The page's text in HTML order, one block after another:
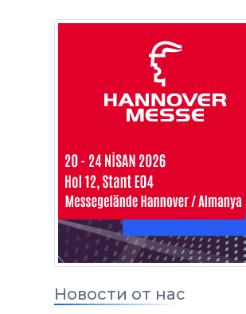
партнеров
Новости от нас